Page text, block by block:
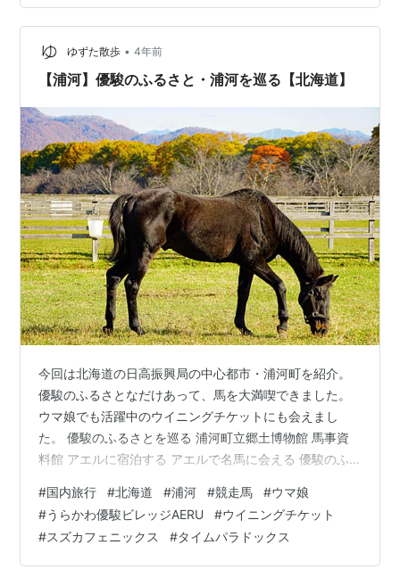
て4回目くらいになると思いますが、何回行っても飽きま
せんね。 ※ウイニングチケットは2023年2月18日に疝痛
のため亡くなりました。この記事は亡くなる三か月前の
様子です。 見学のお願いをする ウイニングチケット ス
ゆずた散歩 • 4年前
【浦河】優駿のふるさと・浦河を巡る【北海道】
今回は北海道の日高振興局の中心都市・浦河町を紹介。
優駿のふるさとなだけあって、馬を大満喫できました。
ウマ娘でも活躍中のウイニングチケットにも会えまし
た。 優駿のふるさとを巡る 浦河町立郷土博物館 馬事資
料館 アエルに宿泊する アエルで名馬に会える 優駿のふ
ぶため、「浦河町立郷土博物館」へ。 敷地に入るときに
最初に目に入る「優駿の門」がカッコいい。 ちなみに
「優駿」とは、特に優れた競走馬のこと。 優駿の門 優駿
の門をくぐって浦河町立郷土博物館へ。 なかなか年季が
#国内旅行 #北海道 #浦河 #競走馬 #ウマ娘
#うらかわ優駿ビレッジAERU #ウイニングチケット
#スズカフェニックス #タイムパラドックス